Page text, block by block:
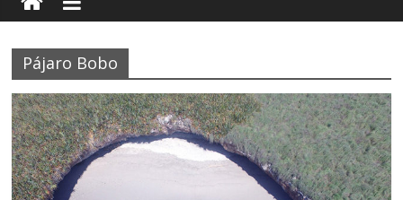
Pájaro Bobo